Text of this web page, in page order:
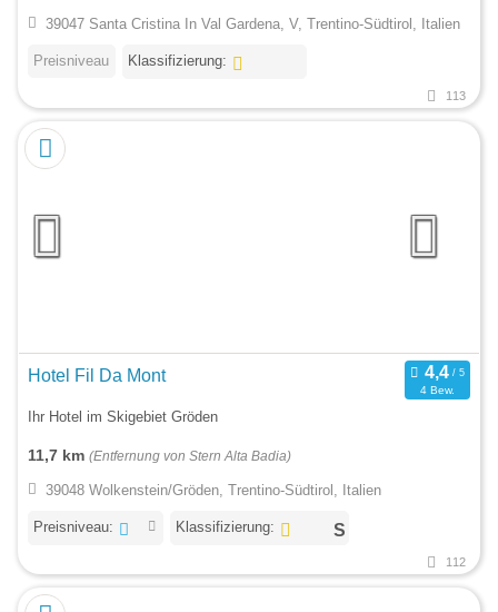
39047 Santa Cristina In Val Gardena, V, Trentino-Südtirol, Italien
Preisniveau Klassifizierung:
113
Hotel Fil Da Mont
4 Bew.
Ihr Hotel im Skigebiet Gröden
11,7 km (Entfernung von Stern Alta Badia)
39048 Wolkenstein/Gröden, Trentino-Südtirol, Italien
Preisniveau: Klassifizierung:
112